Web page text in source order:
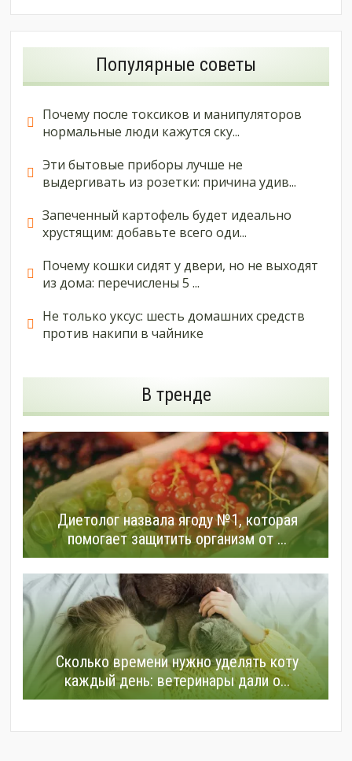
Популярные советы
Почему после токсиков и манипуляторов
нормальные люди кажутся ску...
Эти бытовые приборы лучше не
выдергивать из розетки: причина удив...
Запеченный картофель будет идеально
хрустящим: добавьте всего оди...
Почему кошки сидят у двери, но не выходят
из дома: перечислены 5 ...
Не только уксус: шесть домашних средств
против накипи в чайнике
В тренде
Диетолог назвала ягоду №1, которая
помогает защитить организм от ...
Сколько времени нужно уделять коту
каждый день: ветеринары дали о...